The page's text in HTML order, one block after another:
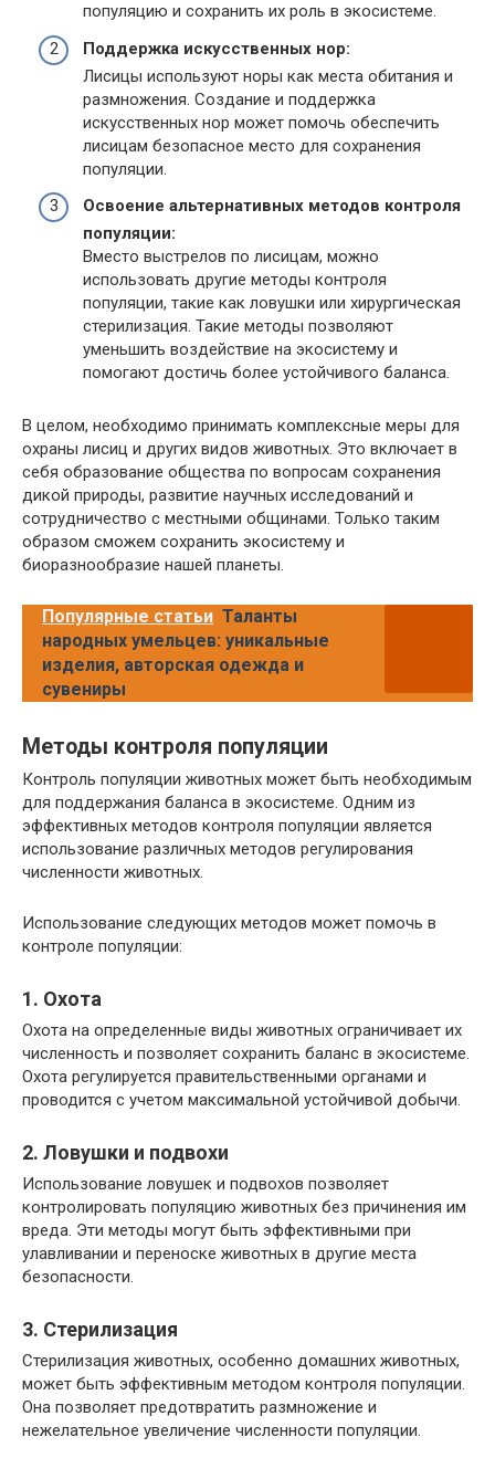
популяцию и сохранить их роль в экосистеме.
Поддержка искусственных нор:
Лисицы используют норы как места обитания и
размножения. Создание и поддержка
искусственных нор может помочь обеспечить
лисицам безопасное место для сохранения
популяции.
Освоение альтернативных методов контроля
популяции:
Вместо выстрелов по лисицам, можно
использовать другие методы контроля
популяции, такие как ловушки или хирургическая
стерилизация. Такие методы позволяют
уменьшить воздействие на экосистему и
помогают достичь более устойчивого баланса.
В целом, необходимо принимать комплексные меры для
охраны лисиц и других видов животных. Это включает в
себя образование общества по вопросам сохранения
дикой природы, развитие научных исследований и
сотрудничество с местными общинами. Только таким
образом сможем сохранить экосистему и
биоразнообразие нашей планеты.
Популярные статьи Таланты
народных умельцев: уникальные
изделия, авторская одежда и
сувениры
Методы контроля популяции
Контроль популяции животных может быть необходимым
для поддержания баланса в экосистеме. Одним из
эффективных методов контроля популяции является
использование различных методов регулирования
численности животных.
Использование следующих методов может помочь в
контроле популяции:
1. Охота
Охота на определенные виды животных ограничивает их
численность и позволяет сохранить баланс в экосистеме.
Охота регулируется правительственными органами и
проводится с учетом максимальной устойчивой добычи.
2. Ловушки и подвохи
Использование ловушек и подвохов позволяет
контролировать популяцию животных без причинения им
вреда. Эти методы могут быть эффективными при
улавливании и переноске животных в другие места
безопасности.
3. Стерилизация
Стерилизация животных, особенно домашних животных,
может быть эффективным методом контроля популяции.
Она позволяет предотвратить размножение и
нежелательное увеличение численности популяции.